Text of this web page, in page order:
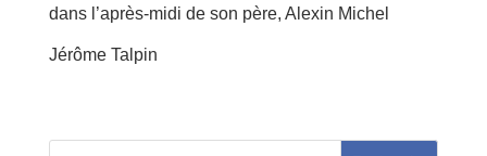
dans l’après-midi de son père, Alexin Michel
Jérôme Talpin